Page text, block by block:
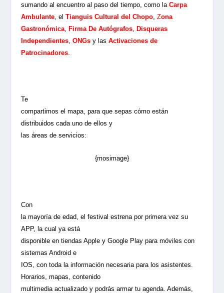
sumando al encuentro al paso del tiempo, como la Carpa
Ambulante , el Tianguis Cultural del Chopo Zona
Gastronómica
Firma De Autógrafos
Disqueras
Independientes ONGs y las Activaciones de
Patrocinadores
Te
compartimos el mapa, para que sepas cómo están
distribuidos cada uno de ellos y
las áreas de servicios:
{mosimage}
Con
la mayoría de edad, el festival estrena por primera vez su
APP, la cual ya está
disponible en tiendas Apple y Google Play para móviles con
sistemas Android e
IOS, con toda la información necesaria para los asistentes.
Horarios, mapas, contenido
multimedia actualizado y podrás armar tu agenda. Además,